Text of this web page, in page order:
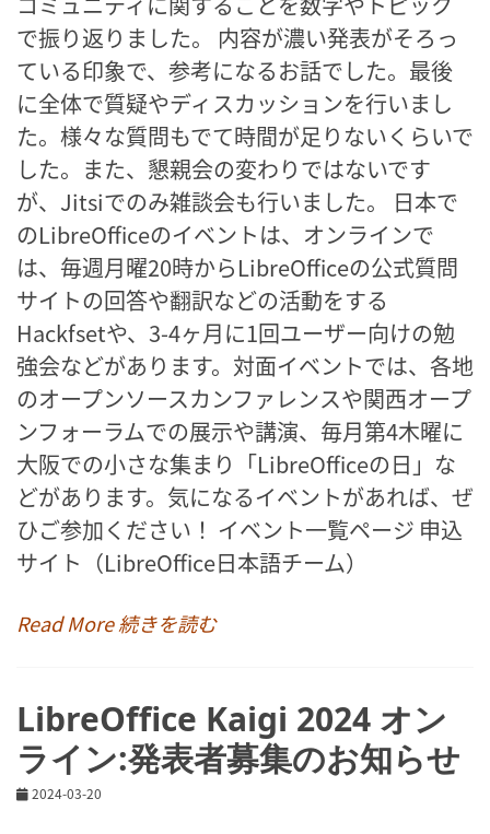
で振り返りました。 内容が濃い発表がそろっ
ている印象で、参考になるお話でした。最後
に全体で質疑やディスカッションを行いまし
た。様々な質問もでて時間が足りないくらいで
した。また、懇親会の変わりではないです
が、Jitsiでのみ雑談会も行いました。 日本で
のLibreOfficeのイベントは、オンラインで
は、毎週月曜20時からLibreOfficeの公式質問
サイトの回答や翻訳などの活動をする
Hackfsetや、3-4ヶ月に1回ユーザー向けの勉
強会などがあります。対面イベントでは、各地
のオープンソースカンファレンスや関西オープ
ンフォーラムでの展示や講演、毎月第4木曜に
大阪での小さな集まり「LibreOfficeの日」な
どがあります。気になるイベントがあれば、ぜ
ひご参加ください！ イベント一覧ページ 申込
サイト（LibreOffice日本語チーム）
Read More 続きを読む
LibreOffice Kaigi 2024 オン
ライン:発表者募集のお知らせ
2024-03-20